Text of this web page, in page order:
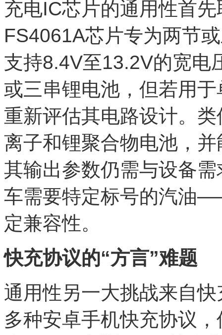
充电IC芯片的通用性首
FS4061A芯片专为两节
支持8.4V至13.2V的宽电
或三串锂电池，但若用
重新评估其电路设计。
离子和锂聚合物电池，
其输出参数仍需与设备
车需要特定标号的汽油
定兼容性。
快充协议的“方言”难题
通用性另一大挑战来自
多种安卓手机快充协议